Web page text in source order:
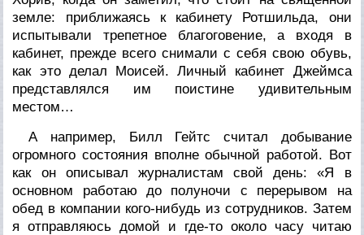
земле: приближаясь к кабинету Ротшильда, они
испытывали трепетное благоговение, а входя в
кабинет, прежде всего снимали с себя свою обувь,
как это делал Моисей. Личный кабинет Джеймса
представлялся им поистине удивительным
местом…
А например, Билл Гейтс считал добывание
огромного состояния вполне обычной работой. Вот
как он описывал журналистам свой день: «Я в
основном работаю до полуночи с перерывом на
обед в компании кого-нибудь из сотрудников. Затем
я отправляюсь домой и где-то около часу читаю